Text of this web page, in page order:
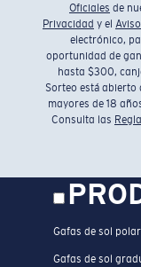
Oficiales de
Privacidad y el
electrónico,
oportunidad de
hasta $300,
Sorteo está abierto
mayores de 18
Consulta las
Gafas de sol
Gafas de sol